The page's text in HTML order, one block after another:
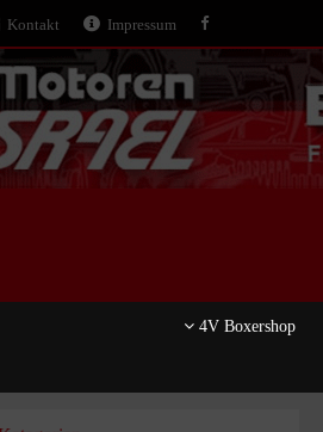
Kontakt Impressum
4V Boxershop